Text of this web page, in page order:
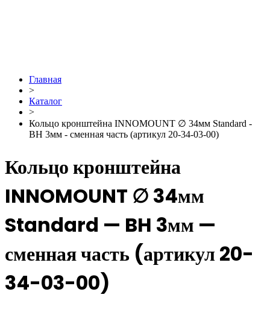
Главная
>
Каталог
>
Кольцо кронштейна INNOMOUNT ∅ 34мм Standard -
BH 3мм - сменная часть (артикул 20-34-03-00)
Кольцо кронштейна
INNOMOUNT ∅ 34мм
Standard — BH 3мм —
сменная часть (артикул 20-
34-03-00)